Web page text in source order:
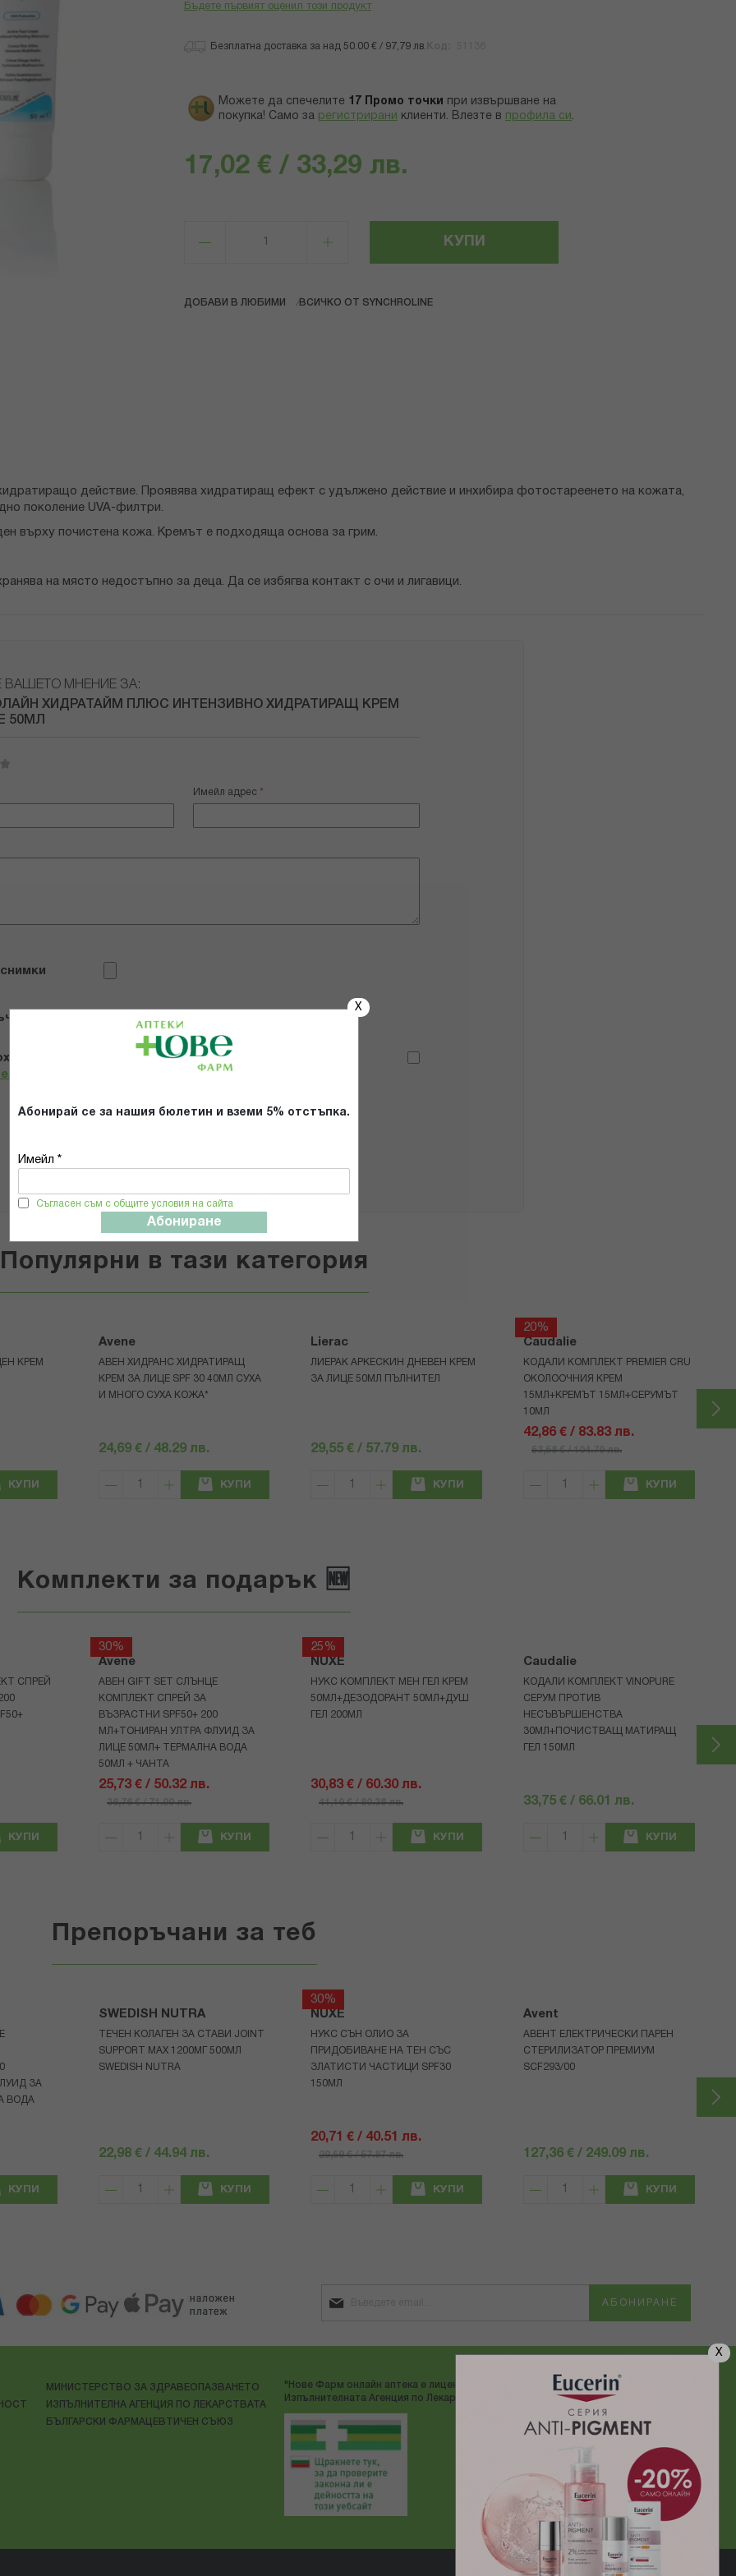
X
X
Абонирай се за нашия бюлетин и вземи 5% отстъпка.
Имейл *
Съгласен съм с общите условия на сайта
Абониране
Бъдете първият оценил този продукт
Безплатна доставка за над 50.00 € / 97,79 лв.
Можете да спечелите 17 Промо точки
при извършване на
покупка! Само за регистрирани клиенти. Влезте в профила си .
17,02 € / 33,29 лв.
КУПИ
ДОБАВИ В ЛЮБИМИ ВСИЧКО ОТ SYNCHROLINE
действие. Проявява хидратиращ ефект с удължено действие и инхибира фотостареенето на кожата,
поколение UVA-филтри.
върху почистена кожа. Кремът е подходяща основа за грим.
на място недостъпно за деца. Да се избягва контакт с очи и лигавици.
ВАШЕТО МНЕНИЕ ЗА:
ХИДРАТАЙМ ПЛЮС ИНТЕНЗИВНО ХИДРАТИРАЩ КРЕМ
50МЛ
Имейл адрес
продукта
и се съгласявам с
Общите условия и политиката за
Популярни в тази категория
КРЕМ
КУПИ
Avene
АВЕН ХИДРАНС ХИДРАТИРАЩ
КРЕМ ЗА ЛИЦЕ SPF 30 40МЛ СУХА
И МНОГО СУХА КОЖА*
24,69 € / 48.29 лв.
КУПИ
Lierac
ЛИЕРАК АРКЕСКИН ДНЕВЕН КРЕМ
ЗА ЛИЦЕ 50МЛ ПЪЛНИТЕЛ
29,55 € / 57.79 лв.
КУПИ
20%
Caudalie
КОДАЛИ КОМПЛЕКТ PREMIER CRU
ОКОЛООЧНИЯ КРЕМ
15МЛ+КРЕМЪТ 15МЛ+СЕРУМЪТ
10МЛ
42,86 € / 83.83 лв.
53,58 € / 104.79 лв.
КУПИ
Комплекти за подарък 🆕
СПРЕЙ
КУПИ
30%
Avene
АВЕН GIFT SET СЛЪНЦЕ
КОМПЛЕКТ СПРЕЙ ЗА
ВЪЗРАСТНИ SPF50+ 200
МЛ+ТОНИРАН УЛТРА ФЛУИД ЗА
ЛИЦЕ 50МЛ+ ТЕРМАЛНА ВОДА
50МЛ + ЧАНТА
25,73 € / 50.32 лв.
36,76 € / 71.90 лв.
КУПИ
25%
NUXE
НУКС КОМПЛЕКТ МЕН ГЕЛ КРЕМ
50МЛ+ДЕЗОДОРАНТ 50МЛ+ДУШ
ГЕЛ 200МЛ
30,83 € / 60.30 лв.
41,10 € / 80.38 лв.
КУПИ
Caudalie
КОДАЛИ КОМПЛЕКТ VINOPURE
СЕРУМ ПРОТИВ
НЕСЪВЪРШЕНСТВА
30МЛ+ПОЧИСТВАЩ МАТИРАЩ
ГЕЛ 150МЛ
33,75 € / 66.01 лв.
КУПИ
Препоръчани за теб
ЗА
ВОДА
КУПИ
SWEDISH NUTRA
ТЕЧЕН КОЛАГЕН ЗА СТАВИ JOINT
SUPPORT MAX 1200МГ 500МЛ
SWEDISH NUTRA
22,98 € / 44.94 лв.
КУПИ
30%
NUXE
НУКС СЪН ОЛИО ЗА
ПРИДОБИВАНЕ НА ТЕН СЪС
ЗЛАТИСТИ ЧАСТИЦИ SPF30
150МЛ
20,71 € / 40.51 лв.
29,59 € / 57.87 лв.
КУПИ
Avent
АВЕНТ ЕЛЕКТРИЧЕСКИ ПАРЕН
СТЕРИЛИЗАТОР ПРЕМИУМ
SCF293/00
127,36 € / 249.09 лв.
КУПИ
АБОНИРАНЕ
МИНИСТЕРСТВО ЗА ЗДРАВЕОПАЗВАНЕТО
ИЗПЪЛНИТЕЛНА АГЕНЦИЯ ПО ЛЕКАРСТВАТА
БЪЛГАРСКИ ФАРМАЦЕВТИЧЕН СЪЮЗ
"Нове Фарм онлайн аптека е лицензирана от
Изпълнителната Агенция по Лекарствата"
ДОСТАВЯМЕ С: